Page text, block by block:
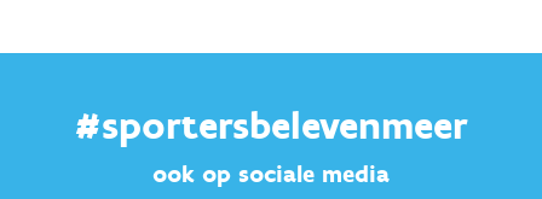
#sportersbelevenmeer
ook op sociale media